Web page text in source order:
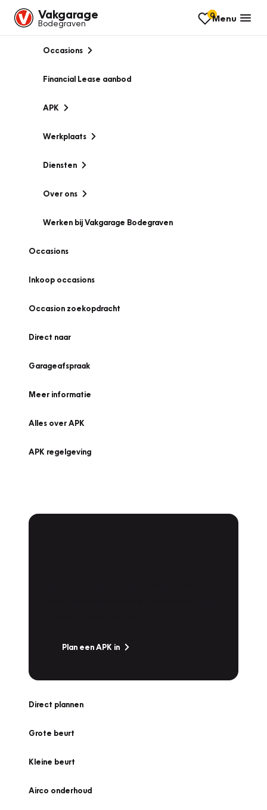
Vakgarage
Bodegraven
0Menu
Occasions
Financial Lease aanbod
APK
Werkplaats
Diensten
Over ons
Werken bij Vakgarage Bodegraven
Occasions
Inkoop occasions
Occasion zoekopdracht
Direct naar
Garageafspraak
Meer informatie
Alles over APK
APK regelgeving
Plan een APK in
Direct plannen
Grote beurt
Kleine beurt
Airco onderhoud